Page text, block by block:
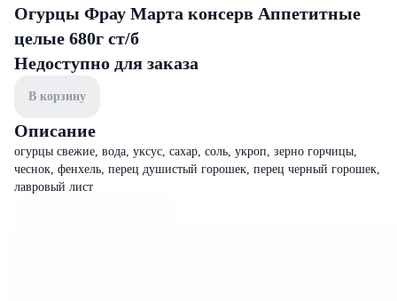
Огурцы Фрау Марта консерв Аппетитные
целые 680г ст/б
Недоступно для заказа
В корзину
Описание
огурцы свежие, вода, уксус, сахар, соль, укроп, зерно горчицы,
чеснок, фенхель, перец душистый горошек, перец черный горошек,
лавровый лист